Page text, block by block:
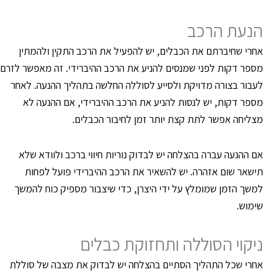
הרכב
שחיברתם את הכבלים, יש להפעיל את הרכב התקין ולהמתין
דקות לפני שמנסים להניע את הרכב ההיברידי. זה מאפשר לזרם
בצורה מדויקת ולסייע לסוללה החלשה בתהליך ההנעה. לאחר
דקות, יש לנסות להניע את הרכב ההיברידי, אם ההנעה לא
אפשר לתת קצת יותר זמן לחיבור הכבלים.
ההנעה עברה בהצלחה יש לבדוק נוריות חיווי ברכב ולוודא שלא
שום אזהרה. יש להשאיר את הרכב ההיברידי פועל לפחות
הזמן שמומלץ על ידי היצרן, כדי שיצבור מספיק כוח להמשך
הסוללה ותחזוקת כבלים
שכל התהליך הסתיים בהצלחה יש לבדוק את מצבה של סוללת